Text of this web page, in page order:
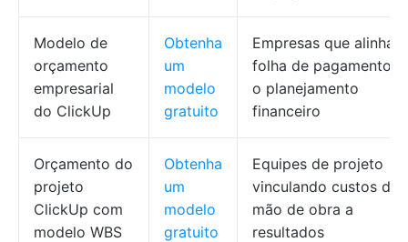
Modelo de
orçamento
empresarial
do ClickUp
Obtenha
um
modelo
gratuito
Empresas que
folha de pagamento
o planejamento
financeiro
Orçamento do
projeto
ClickUp com
modelo WBS
Obtenha
um
modelo
gratuito
Equipes de projeto
vinculando custos de
mão de obra a
resultados